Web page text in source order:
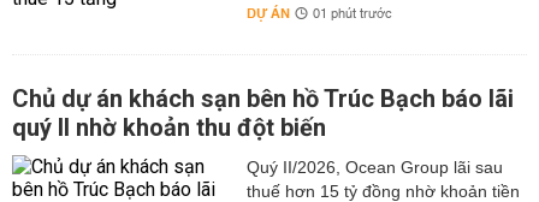
DỰ ÁN 01 phút trước
Chủ dự án khách sạn bên hồ Trúc Bạch báo lãi
quý II nhờ khoản thu đột biến
Quý II/2026, Ocean Group lãi sau
thuế hơn 15 tỷ đồng nhờ khoản tiền